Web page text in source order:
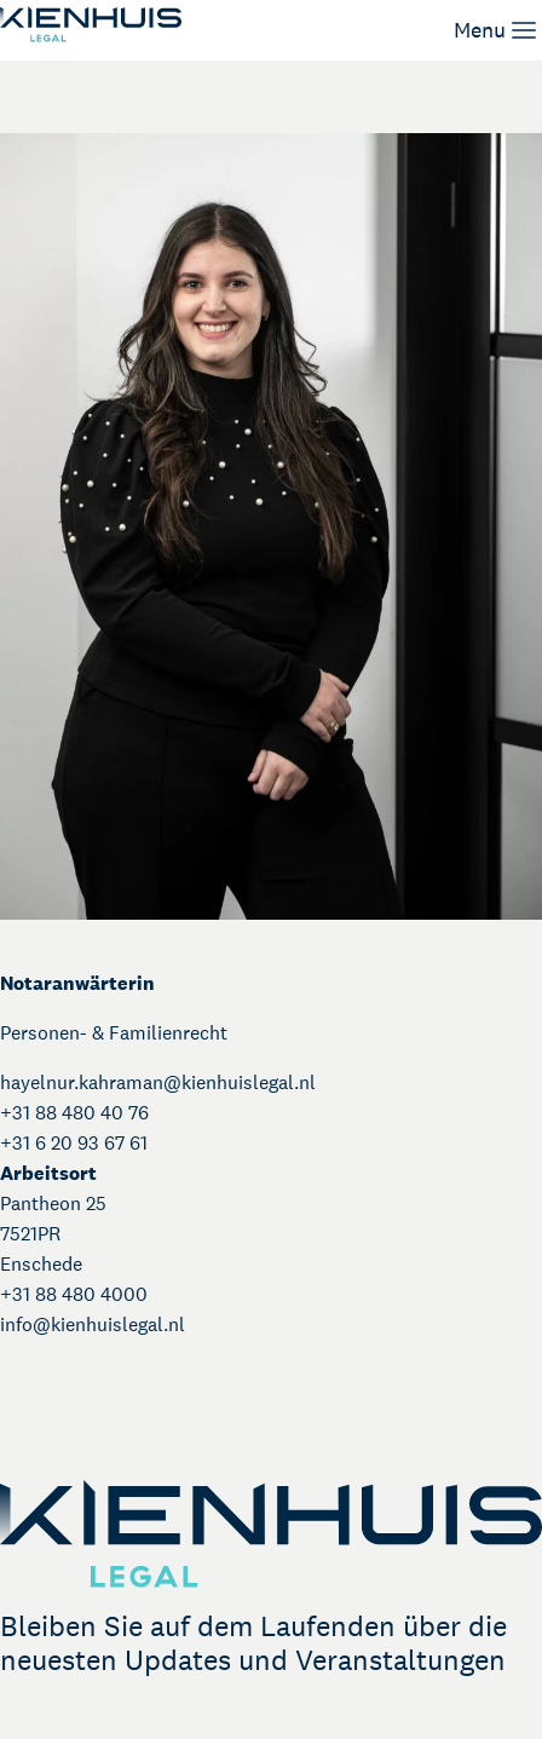
Menu
Unsere Leistungen
Über Kienhuis Legal
Ihr Legal Businesspartner
German Desk
Legal Business mit Deutschland
Rechtliche Unterstützung für Start-ups
Kienhuis Legal Foundation
Hayelnur Kahraman
Notaranwärterin
Personen- & Familienrecht
hayelnur.kahraman@kienhuislegal.nl
+31 88 480 40 76
+31 6 20 93 67 61
BEGIN:VCARD VERSION:4.0 N:Kahraman
Arbeitsort
Pantheon 25
7521PR
Enschede
+31 88 480 4000
info@kienhuislegal.nl
Bleiben Sie auf dem Laufenden über die
neuesten Updates und Veranstaltungen